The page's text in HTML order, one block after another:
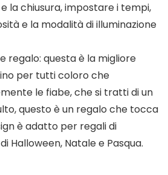
la chiusura, impostare i tempi,
e la modalità di illuminazione
regalo: questa è la migliore
per tutti coloro che
le fiabe, che si tratti di un
questo è un regalo che tocca
è adatto per regali di
Halloween, Natale e Pasqua.